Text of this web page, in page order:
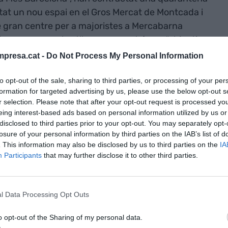
- Do Not Process My Personal Information
opt-out of the sale, sharing to third parties, or processing of your
for targeted advertising by us, please use the below opt-out
selection. Please note that after your opt-out request is processed
interest-based ads based on personal information utilized by us
to third parties prior to your opt-out. You may separately
of your personal information by third parties on the IAB’s list of
This information may also be disclosed by us to third parties on the
Participants that may further disclose it to other third parties.
Data Processing Opt Outs
opt-out of the Sharing of my personal data.
un nou espai en el Gros Mercat de Montcada i
centre per a majoristes a Mercabarna
se subratlla que aquest és un “objectiu
que posaran en servei serà el de
de més de 10.000 metres quadres on abans
10 milions d’euros i contractaran 40
aquesta mateixa estratègia a Madrid per captar
Amb aquesta intenció, va llançar la
la línia defood service
és que, a Madrid, la seva implantació és